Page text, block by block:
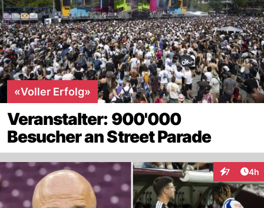
«Voller Erfolg»
Veranstalter: 900'000
Besucher an Street Parade
7 4h